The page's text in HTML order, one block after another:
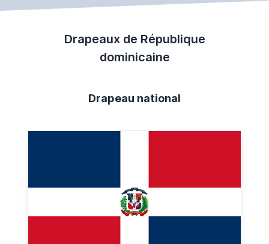
Drapeaux de République
dominicaine
Drapeau national